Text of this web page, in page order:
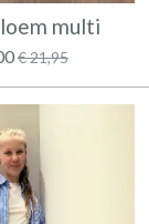
multi
€ 21,95